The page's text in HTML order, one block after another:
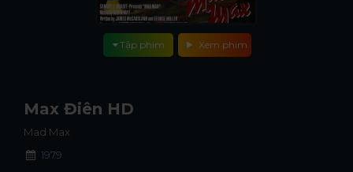
Xem phim
Tập phim
Max Điên HD
Mad Max
1979